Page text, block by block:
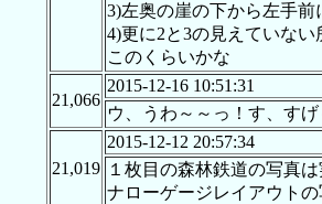
3)左奥の崖の下から左手
4)更に2と3の見えていない
このくらいかな
21,066
2015-12-16 10:51:31
ウ、うわ～～っ！す、す
21,019
2015-12-12 20:57:34
１枚目の森林鉄道の写真
ナローゲージレイアウト